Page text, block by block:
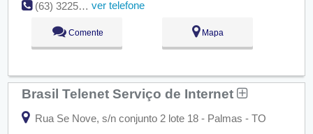
(63) 3225-2555
ver telefone
Comente Mapa
Brasil Telenet Serviço de Internet
Rua Se Nove, s/n conjunto 2 lote 18 - Palmas - TO